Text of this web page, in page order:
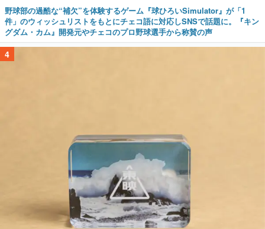
野球部の過酷な“補欠”を体験するゲーム『球ひろいSimulator』が「1
件」のウィッシュリストをもとにチェコ語に対応しSNSで話題に。『キン
グダム・カム』開発元やチェコのプロ野球選手から称賛の声
4